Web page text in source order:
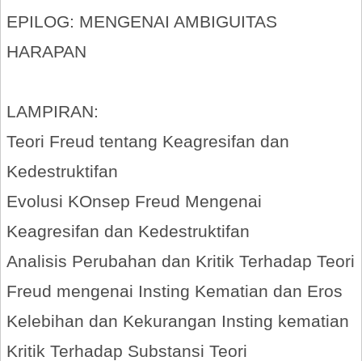
EPILOG: MENGENAI AMBIGUITAS
HARAPAN
LAMPIRAN:
Teori Freud tentang Keagresifan dan
Kedestruktifan
Evolusi KOnsep Freud Mengenai
Keagresifan dan Kedestruktifan
Analisis Perubahan dan Kritik Terhadap Teori
Freud mengenai Insting Kematian dan Eros
Kelebihan dan Kekurangan Insting kematian
Kritik Terhadap Substansi Teori